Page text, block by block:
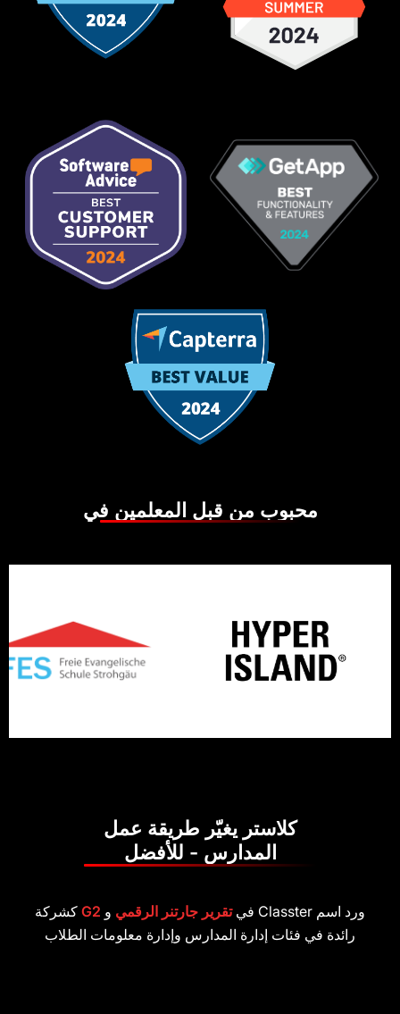
من قبل المعلمين في
كلاستر يغيّر طريقة عمل
المدارس - للأفضل
تقرير جارتنر الرقمي وG2كشركة
فئات إدارة المدارس وإدارة معلومات الطلاب